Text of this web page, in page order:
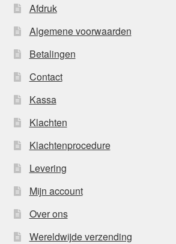
Afdruk
Algemene voorwaarden
Betalingen
Contact
Kassa
Klachten
Klachtenprocedure
Levering
Mijn account
Over ons
Wereldwijde verzending